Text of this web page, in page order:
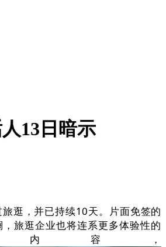
13日暗示
，并已持续10天。片面免签的
旅逛企业也将连系更多体验性的
内容，